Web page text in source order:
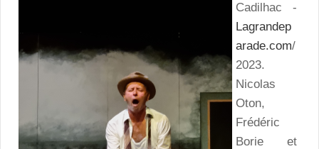
Cadilhac -
Lagrandep
arade.com/
2023.
Nicolas
Oton,
Frédéric
Borie et